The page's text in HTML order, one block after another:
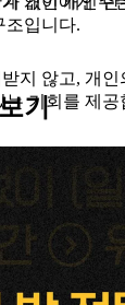
조입니다.
지 않고, 개
는 기회를 제공
기